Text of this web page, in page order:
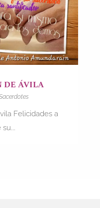
DE ÁVILA
Felicidades a